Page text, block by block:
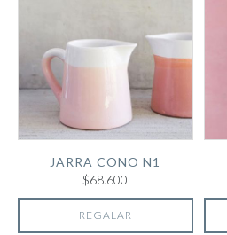
JARRA CONO N1
$68.600
REGALAR